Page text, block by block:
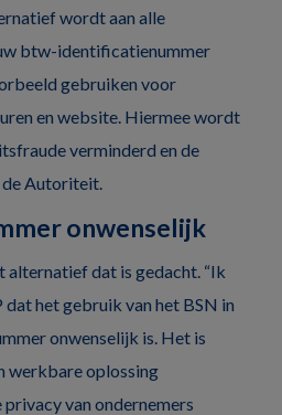
wordt aan alle
btw-identificatienummer
gebruiken voor
en website. Hiermee wordt
verminderd en de
Autoriteit.
onwenselijk
alternatief dat is gedacht. “Ik
dat het gebruik van het BSN in
onwenselijk is. Het is
werkbare oplossing
van ondernemers